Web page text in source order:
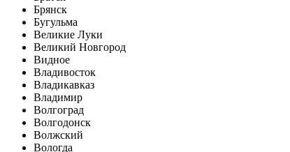
Брянск
Бугульма
Великие Луки
Великий Новгород
Видное
Владивосток
Владикавказ
Владимир
Волгоград
Волгодонск
Волжский
Вологда